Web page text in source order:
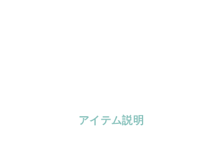
アイテム説明